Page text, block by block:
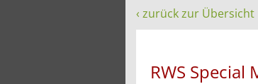
‹ zurück zur Übersicht
RWS Special